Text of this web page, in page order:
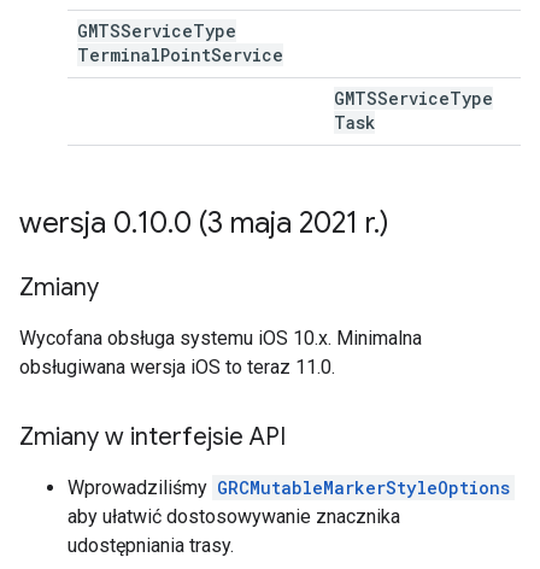
GMTSServiceType
TerminalPointService
GMTSServiceType
Task
wersja 0.10.0 (3 maja 2021 r.)
Zmiany
Wycofana obsługa systemu iOS 10.x. Minimalna
obsługiwana wersja iOS to teraz 11.0.
Zmiany w interfejsie API
Wprowadziliśmy GRCMutableMarkerStyleOptions
aby ułatwić dostosowywanie znacznika
udostępniania trasy.